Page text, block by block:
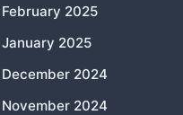
February 2025
January 2025
December 2024
November 2024